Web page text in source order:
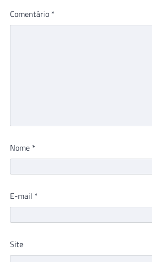
Comentário *
Nome *
E-mail *
Site